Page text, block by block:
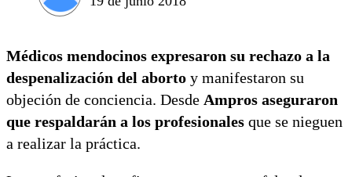
Médicos mendocinos expresaron su rechazo a la
despenalización del aborto y manifestaron su
objeción de conciencia. Desde Ampros aseguraron
que respaldarán a los profesionales que se nieguen
a realizar la práctica.